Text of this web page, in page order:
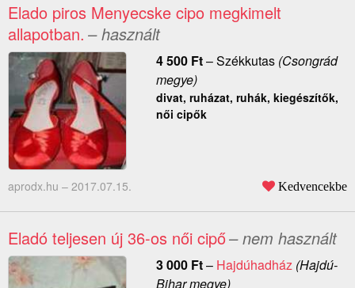
Elado piros Menyecske cipo megkimelt
allapotban. – használt
4 500 Ft–Székkutas(Csongrád
megye)
divat, ruházat, ruhák, kiegészítők,
női cipők
aprodx.hu – 2017.07.15. Kedvencekbe
Eladó teljesen új 36-os női cipő– nem használt
3 000 Ft– Hajdúhadház(Hajdú-
Bihar megye)